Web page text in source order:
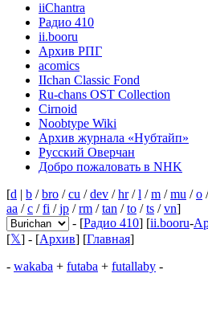
iiChantra
Радио 410
ii.booru
Архив РПГ
acomics
IIchan Classic Fond
Ru-chans OST Collection
Cirnoid
Noobtype Wiki
Архив журнала «Нубтайп»
Русский Оверчан
Добро пожаловать в NHK
[d | b /bro /cu /dev /hr/l /m /mu /o
aa /c /fi /jp /rm /tan /to /ts /vn]
- [Радио 410] [ii.booru-
[𝕏] - [Архив] [Главная]
- wakaba + futaba + futallaby -